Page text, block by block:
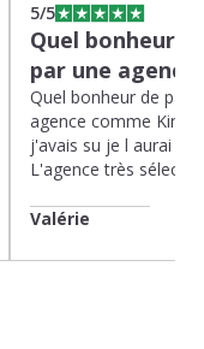
5/5
Quel bonheur
par une
Quel bonheur de
agence comme
j'avais su je l aurai
L'agence très
Valérie